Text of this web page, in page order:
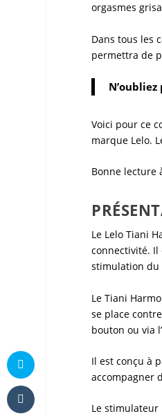
orgasmes
Dans tous les
permettra de
Voici pour ce
marque Lelo.
Bonne lecture
Le Lelo Tiani
connectivité. Il
stimulation du
Le Tiani
se place
bouton ou via
Il est conçu à
accompagner
Le stimulateur